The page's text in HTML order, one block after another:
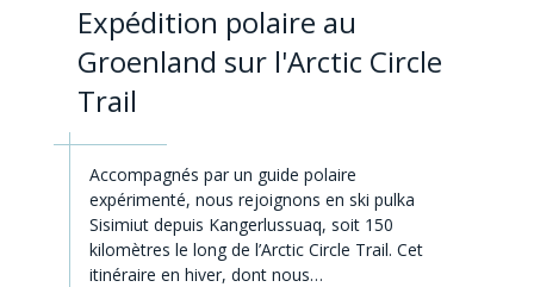
Expédition polaire au
Groenland sur l'Arctic Circle
Trail
Accompagnés par un guide polaire
expérimenté, nous rejoignons en ski pulka
Sisimiut depuis Kangerlussuaq, soit 150
kilomètres le long de l’Arctic Circle Trail. Cet
itinéraire en hiver, dont nous…